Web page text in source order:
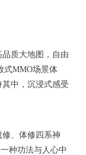
质大地图，自由
式MMO场景体
中，沉浸式感受
、体修四系神
种功法与人心中